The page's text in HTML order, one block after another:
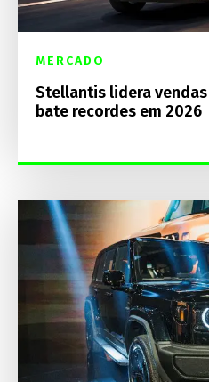
MERCADO
Stellantis lidera
bate recordes em 2026